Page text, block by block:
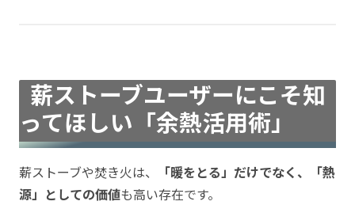
薪ストーブユーザーにこそ知
ってほしい「余熱活用術」
薪ストーブや焚き火は、
「暖をとる」だけでなく、「熱
源」としての価値も高い存在です。